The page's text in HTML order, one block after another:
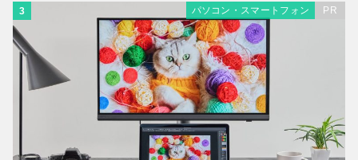
3 パソコン・スマートフォン PR